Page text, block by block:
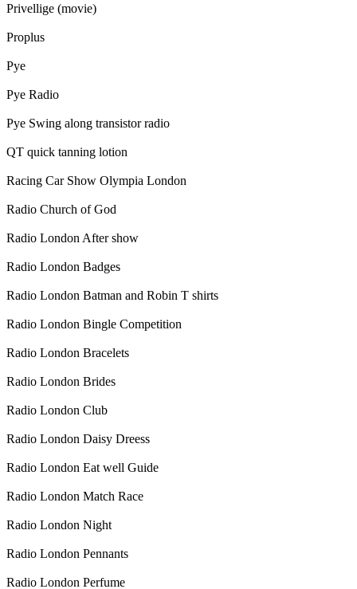
Privellige (movie)
Proplus
Pye
Pye Radio
Pye Swing along transistor radio
QT quick tanning lotion
Racing Car Show Olympia London
Radio Church of God
Radio London After show
Radio London Badges
Radio London Batman and Robin T shirts
Radio London Bingle Competition
Radio London Bracelets
Radio London Brides
Radio London Club
Radio London Daisy Dreess
Radio London Eat well Guide
Radio London Match Race
Radio London Night
Radio London Pennants
Radio London Perfume